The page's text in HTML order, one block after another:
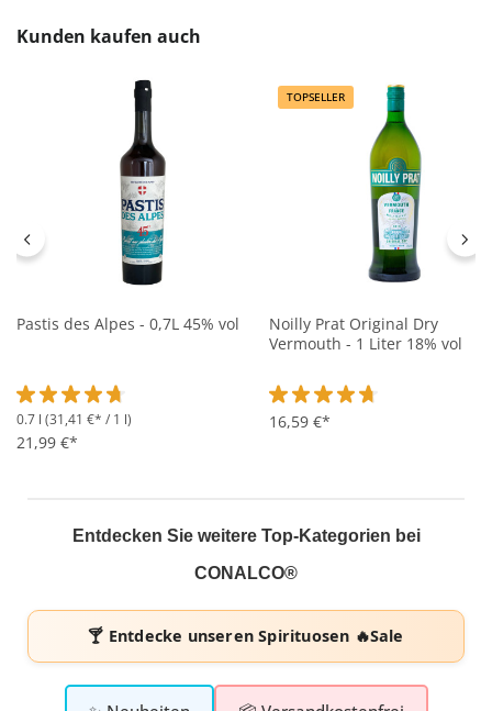
Produktgalerie überspringen
Kunden kaufen auch
Pastis des Alpes - 0,7L 45% vol
Durchschnittliche Bewertung von 4.6 von 5 Sternen
0.7 l (31,41 €* / 1 l)
21,99 €*
TOPSELLER
Noilly Prat Original Dry
Vermouth - 1 Liter 18% vol
Durchschnittliche
16,59 €*
Entdecken Sie weitere Top-Kategorien bei
CONALCO®
🍸 Entdecke unserenSpirituosen 🔥Sale